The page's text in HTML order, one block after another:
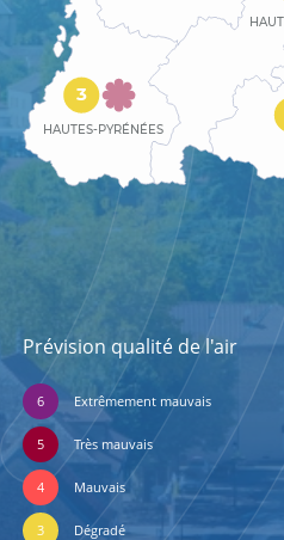
3
HAUTES-PYRÉNÉES
Prévision qualité de l'air
6 Extrêmement mauvais
5 Très mauvais
4 Mauvais
3 Dégradé